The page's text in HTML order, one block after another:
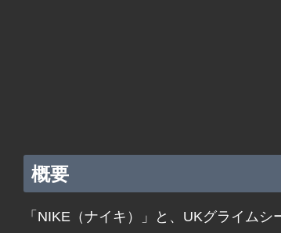
概要
「NIKE（ナイキ）」と、UKグライム